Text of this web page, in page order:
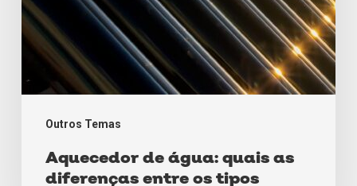
Outros Temas
Aquecedor de água: quais as
diferenças entre os tipos